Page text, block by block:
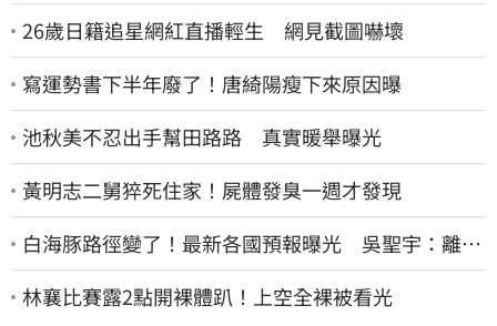
26歲日籍追星網紅直播輕生 網見截圖嚇壞
寫運勢書下半年廢了！唐綺陽瘦下來原因曝
池秋美不忍出手幫田路路 真實暖舉曝光
黃明志二舅猝死住家！屍體發臭一週才發現
白海豚路徑變了！最新各國預報曝光 吳聖宇：離台
灣又更近一點
林襄比賽露2點開裸體趴！上空全裸被看光